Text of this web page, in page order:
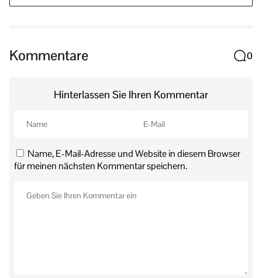
Kommentare 0
Hinterlassen Sie Ihren Kommentar
Name, E-Mail-Adresse und Website in diesem Browser
für meinen nächsten Kommentar speichern.